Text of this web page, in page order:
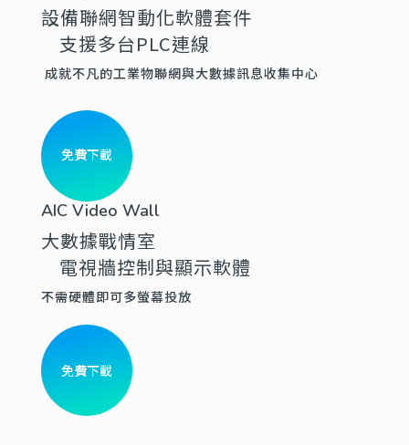
設備聯網智動化軟體套件
支援多台PLC連線
成就不凡的工業物聯網與大數據訊息收集中心
免費下載
AIC Video Wall
大數據戰情室
電視牆控制與顯示軟體
不需硬體即可多螢幕投放
免費下載